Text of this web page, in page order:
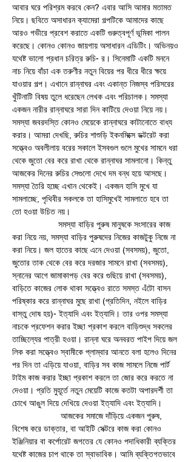
আবার ঘরে পরিশ্রম করবে কেন? এবার আসি আমার মতামত
নিয়ে। ছবিতে অসাধারন ক্যামেরা গল্পটিকে আমাদের কাছে
আরও গভীরে প্রবেশ করাতে একটি গুরুত্বপূর্ণ ভূমিকা পালন
করেছে। কোনও কোনও জায়গায় অসাধারন এডিটিং। অভিনয়ও
যথেষ্ট ভালো প্রধান চরিত্র রুচি- র। সিনেমাটি একটি মননে
নাচ নিয়ে বাঁচা এক তরুণীর নতুন বিয়ের পর ধীরে ধীরে ক্ষয়ে
যাওয়ার গল্প। এখানে রান্নাঘর এবং একান্ত নিজস্ব পরিসরের
খুঁটিনাটি বিষয় তুলে ধরেছেন লেখক এবং পরিচালক। সমস্যা
একজন নারীর রান্নাঘরে সারা দিন কাটিয়ে দেওয়া নিয়ে নয়।
সমস্যা জবরদস্তি কোনও মেয়েকে রান্নাঘরে কাটানোতে বাধ্য
করার। আমরা দেখছি, রুচির শাশুড়ি ইকনমিক্সে ডক্টরেট করা
সত্ত্বেও অবলীলায় বরের সকালে ইসবগুল গুলে মুখের সামনে ধরা
থেকে জুতো বের করে রাখা থেকে রান্নাঘর সামলানো। কিন্তু
আজকের দিনের রুচির সেগুলো দেখে দম বন্ধ হয়ে আসছে।
সমস্যা তৈরি হচ্ছে এখান থেকেই। একজন হাসি মুখে যা
সামলাচ্ছে, পৃথিবীর সকলকে তা হাসিমুখেই সামলাতে হবে তা
তো হওয়া উচিত নয়।
করা নিয়ে নয়, সমস্যা বাড়ির পুরুষদের নিজের কাজটুকু নিজে না
করা নিয়ে। জল হাতের কাছে এনে দেওয়া (সবসময়), জুতো,
জুতোর তাক থেকে বের করে দরজার সামনে রাখা (সবসময়),
স্নানের আগে জামাকাপড় বের করে গুছিয়ে রাখা (সবসময়),
বাড়িতে কাজের লোক থাকা সত্ত্বেও রাতে সমস্ত এঁটো বাসন
পরিষ্কার করে রান্নাঘর মুছে রাখা (প্রতিদিন, নইলে বাড়ির
বাস্তু দোষ হয়)- ইত্যাদি এবং ইত্যাদি। তার ওপর সমস্যা
নাচকে প্রফেশন করার ইচ্ছা প্রকাশ করলে বাড়িশুদ্ধ সকলের
তাচ্ছিল্যের পাত্রী হওয়া। রান্না ঘরে অনবরত পাইপ দিয়ে জল
লিক করা সত্ত্বেও স্বামীকে প্লাম্বার আনতে বলা হলেও দিনের
পর দিন তা এড়িয়ে যাওয়া, বাড়ির সব কাজ সামলে নিজে পার্ট
টাইম কাজ করার ইচ্ছা প্রকাশ করলে তা জোর করে করতে না
দেওয়া। প্রতি মুহূর্তে নতুন মেয়েটি কাজে কতটা অপারদর্শী তা
চোখে আঙুল দিয়ে দেখিয়ে দেওয়া ইত্যাদি এবং ইত্যাদি।
বিশেষ করে ডাক্তার, বা আইটি সেক্টরে কাজ করা কোনও
ইঞ্জিনিয়ার বা কর্পোরেট জগতের যে কোনও পদাধিকারী ব্যক্তির
যথেষ্ট কাজের চাপ থাকে তা স্বাভাবিক। আমি ব্যক্তিগতভাবে